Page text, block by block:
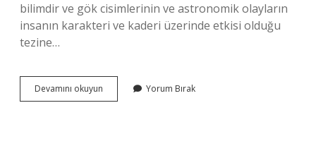
bilimdir ve gök cisimlerinin ve astronomik olayların
insanın karakteri ve kaderi üzerinde etkisi olduğu
tezine…
Devamını okuyun Astroloji
Hangi
Yorum Bırak